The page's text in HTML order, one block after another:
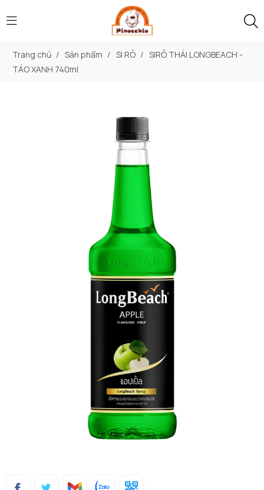
Trang chủ / Sản phẩm / SI RÔ / SIRÔ THÁI LONGBEACH -
TÁO XANH 740ml